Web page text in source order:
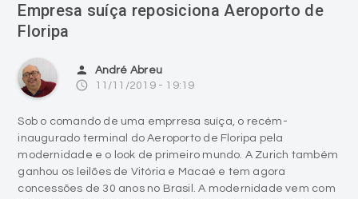
Empresa suíça reposiciona Aeroporto de
Floripa
person André Abreu
access_time 11/11/2019 - 19:19
Sob o comando de uma emprresa suíça, o recém-
inaugurado terminal do Aeroporto de Floripa pela
modernidade e o look de primeiro mundo. A Zurich também
ganhou os leilões de Vitória e Macaé e tem agora
concessões de 30 anos no Brasil. A modernidade vem com